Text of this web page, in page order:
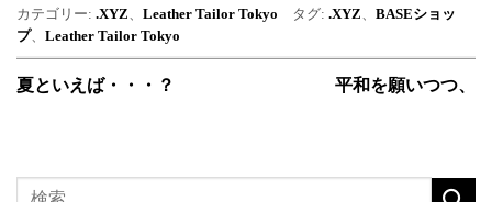
カテゴリー: .XYZ、 Leather Tailor Tokyo タグ: .XYZ、 BASEショッ
プ、 Leather Tailor Tokyo
夏といえば・・・？ 平和を願いつつ、